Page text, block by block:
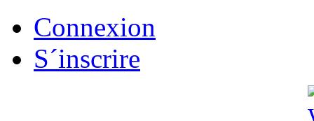
Connexion
S´inscrire